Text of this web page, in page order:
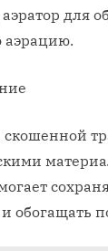
для
аэрацию.
скошенной
обогащать